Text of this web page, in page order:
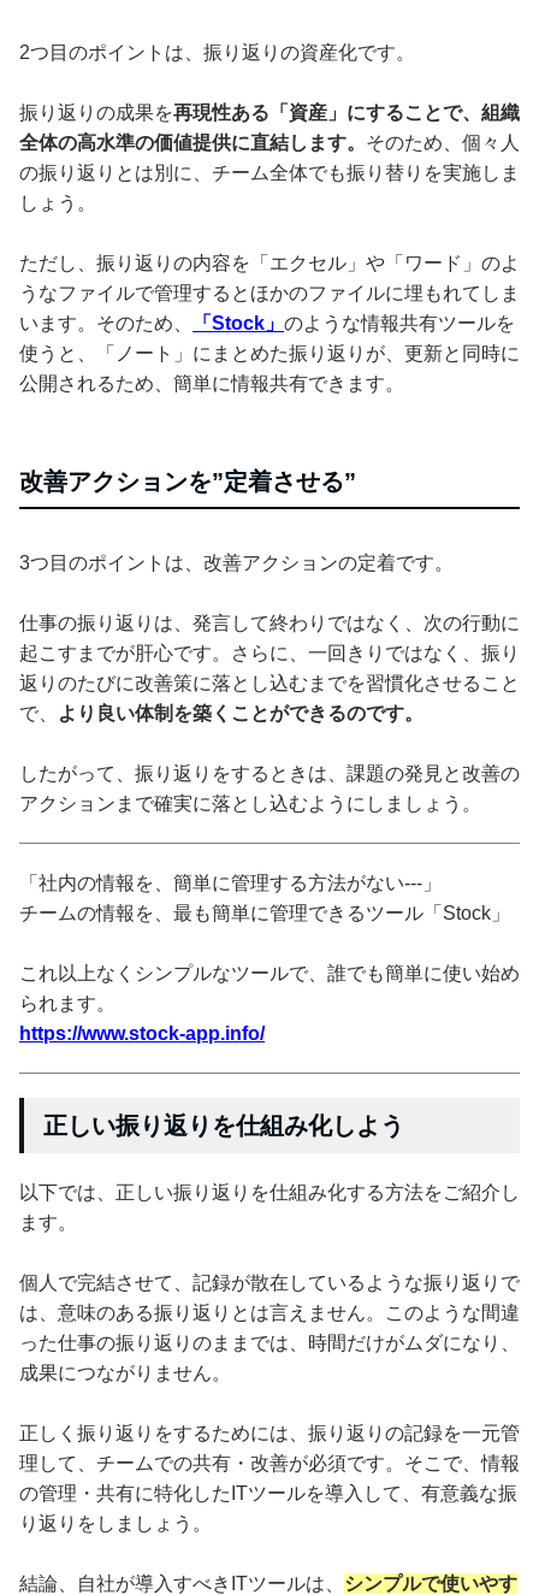
2つ目のポイントは、振り返りの資産化です。
振り返りの成果を再現性ある「資産」にすることで、組織
全体の高水準の価値提供に直結します。 そのため、個々人
の振り返りとは別に、チーム全体でも振り替りを実施しま
しょう。
ただし、振り返りの内容を「エクセル」や「ワード」のよ
うなファイルで管理するとほかのファイルに埋もれてしま
います。そのため、
「Stock」 のような情報共有ツールを
使うと、「ノート」にまとめた振り返りが、更新と同時に
公開されるため、簡単に情報共有できます。
改善アクションを”定着させる”
3つ目のポイントは、改善アクションの定着です。
仕事の振り返りは、発言して終わりではなく、次の行動に
起こすまでが肝心です。さらに、一回きりではなく、振り
返りのたびに改善策に落とし込むまでを習慣化させること
で、
より良い体制を築くことができるのです。
したがって、振り返りをするときは、課題の発見と改善の
アクションまで確実に落とし込むようにしましょう。
「社内の情報を、簡単に管理する方法がない---」
チームの情報を、最も簡単に管理できるツール「Stock」
これ以上なくシンプルなツールで、誰でも簡単に使い始め
られます。
https://www.stock-app.info/
正しい振り返りを仕組み化しよう
以下では、正しい振り返りを仕組み化する方法をご紹介し
ます。
個人で完結させて、記録が散在しているような振り返りで
は、意味のある振り返りとは言えません。このような間違
った仕事の振り返りのままでは、時間だけがムダになり、
成果につながりません。
正しく振り返りをするためには、振り返りの記録を一元管
理して、チームでの共有・改善が必須です。そこで、情報
の管理・共有に特化したITツールを導入して、有意義な振
り返りをしましょう。
結論、自社が導入すべきITツールは、 シンプルで使いやす